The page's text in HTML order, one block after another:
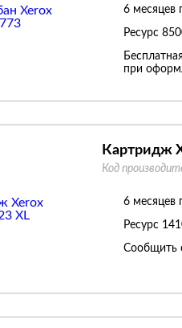
6 месяцев
Ресурс
при
Картридж
Код
6 месяцев
Ресурс
Сообщить